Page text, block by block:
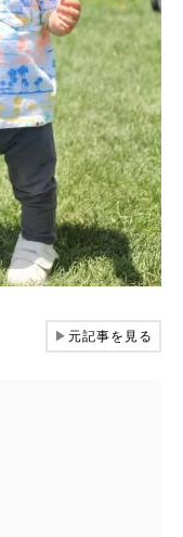
▶元記事を見る